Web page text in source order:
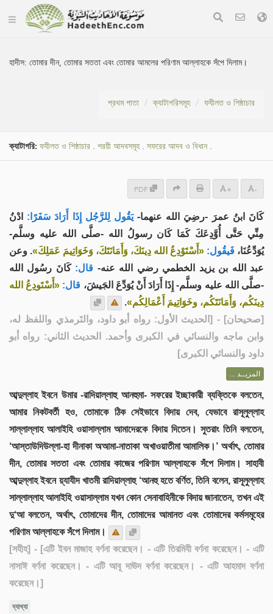
হাদীস:তোমার দীন, তোমার সততা এবং তোমার আমলের পরিণাম আল্লাহকে সঁপে দিলাম।
প্রথম পাতা ক্যাটাগরিসমূহ ফযীলত ও শিষ্ঠাচার
ক্যাটাগরি: ফযীলত ও শিষ্ঠাচার . শরয়ী আদবসমূহ. সফরের আদব ও বিধান.
PDF + -
كَانَ ابنُ عمرَ -رضِيَ الله عنهما-يَقُول لِلرَّجُل إِذَا أَرَادَ سَفَرًا: ادْنُ
مِنِّي حَتَّى أُوَّدِعَكَ كَمَا كَان رسولُ الله -صلَّى الله عليه وسلَّم-
يُوَدِّعُنَا، فَيقُول: «أَسْتَوْدِعُ الله دِينَكَ، وَأَمَانَتَكَ، وَخَوَاتِيمَ عَمَلِكَ». وعن
عبد الله بن يزيد الخطمي رضي الله عنه- قال: كَانَ رسُول الله
-صلَّى الله عليه وسلَّم- إِذَا أَرَادَ أَنْ يُوَدِّعَ الجَيشَ، قال: «أَسْتَودِعُ الله
دِينَكُم، وَأَمَانَتَكُم، وخَوَاتِيمَ أَعْمَالِكُم».
[صحيحان] - [الحديث الأول: رواه أبو داود، والتَرمذي واللفظ له،
وابن ماجه والنسائي في الكبرى وأحمد. الحديث الثاني: رواه أبو
داود والنسائي الكبرى]
المزيــد ...
আব্দুল্লাহ ইবনে উমার -রাদিয়াল্লাহু আনহুমা- সফরের ইচ্ছাকারী ব্যক্তিকে বলতেন,
আমার নিকটবর্তী হও, তোমাকে ঠিক সেইভাবে বিদায় দেব, যেভাবে রাসূলুল্লাহ
সাল্লাল্লাহ আলাইহি ওয়াসাল্লাম আমাদেরকে বিদায় দিতেন। সুতরাং তিনি বলতেন,
‘আস্তাউদিউল্লা-হা দীনাকা অআমা-নাতাকা অখাওয়াতীমা আমালিক।’ অর্থাৎ, তোমার
দীন, তোমার সততা এবং তোমার কাজের পরিণাম আল্লাহকে সঁপে দিলাম। সাহাবী
আব্দুল্লাহ ইবনে য়্যাযীদ খাতমী রাদিয়াল্লাহু ‘আনহু হতে বর্ণিত, তিনি বলেন, রাসূলুল্লাহ
সাল্লাল্লাহ আলাইহি ওয়াসাল্লাম যখন কোন সেনাবাহিনীকে বিদায় জানাতেন, তখন এই
দু‘আ বলতেন, অর্থাৎ, তোমাদের দীন, তোমাদের আমানত এবং তোমাদের কর্মসমূহের
পরিণাম আল্লাহকে সঁপে দিলাম।
[সহীহ] - [এটি ইবন মাজাহ বর্ণনা করেছেন। - এটি তিরমিযী বর্ণনা করেছেন। - এটি
নাসাঈ বর্ণনা করেছেন। - এটি আবূ দাঊদ বর্ণনা করেছেন। - এটি আহমাদ বর্ণনা
করেছেন।]
ব্যাখ্যা